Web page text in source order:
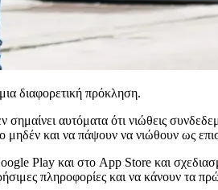
διαφορετική πρόκληση.
αυτόματα ότι νιώθεις
μηδέν και να πάψουν να νιώθουν ως
Play και στο App Store και
πληροφορίες και να κάνουν τα